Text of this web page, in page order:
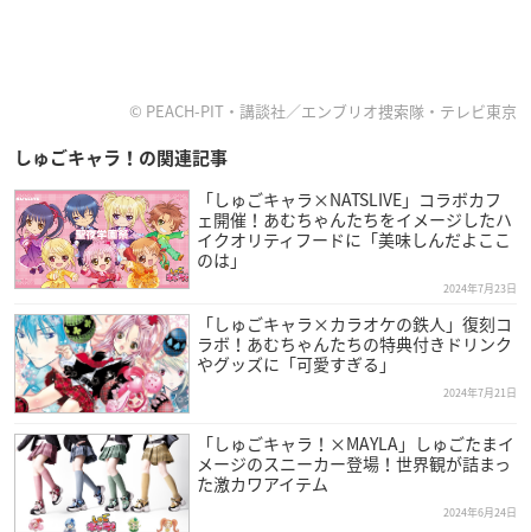
© PEACH-PIT・講談社／エンブリオ捜索隊・テレビ東京
しゅごキャラ！の関連記事
「しゅごキャラ×NATSLIVE」コラボカフ
ェ開催！あむちゃんたちをイメージしたハ
イクオリティフードに「美味しんだよここ
のは」
2024年7月23日
「しゅごキャラ×カラオケの鉄人」復刻コ
ラボ！あむちゃんたちの特典付きドリンク
やグッズに「可愛すぎる」
2024年7月21日
「しゅごキャラ！×MAYLA」しゅごたまイ
メージのスニーカー登場！世界観が詰まっ
た激カワアイテム
2024年6月24日